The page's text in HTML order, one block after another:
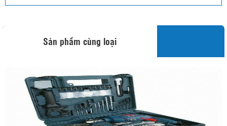
Sản phẩm cùng loại